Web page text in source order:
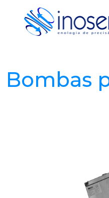
Saltar para o conteúdo
Navegação
Bombas